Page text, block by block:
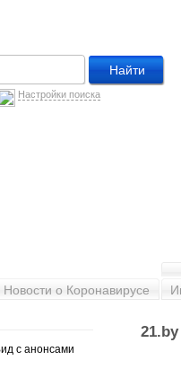
Настройки поиска
Новости о Коронавирусе
с анонсами